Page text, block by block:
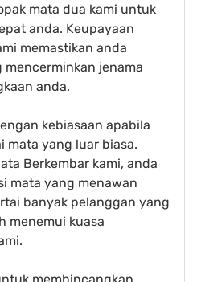
mata dua kami untuk
anda. Keupayaan
memastikan anda
jenama
anda.
kebiasaan apabila
mata yang luar biasa.
Berkembar kami, anda
mata yang menawan
banyak pelanggan yang
menemui kuasa